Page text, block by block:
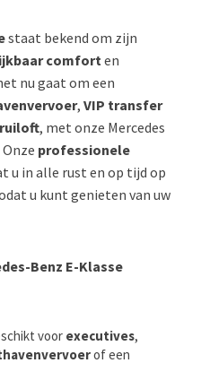
staat bekend om zijn
comforten
nu gaat om een
, VIP transfer
, met onze Mercedes
professionele
u in alle rust en op tijd op
u kunt genieten van uw
Benz E-Klasse
voor executives,
of een